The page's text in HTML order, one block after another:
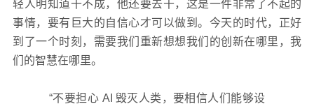
轻人明知道干不成，他还要去干，这是一件非常了不起的
事情，要有巨大的自信心才可以做到。今天的时代，正好
到了一个时刻，需要我们重新想想我们的创新在哪里，我
们的智慧在哪里。
“不要担心 AI 毁灭人类，要相信人们能够设